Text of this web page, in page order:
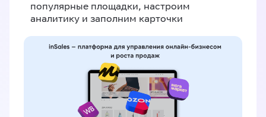
популярные площадки, настроим
аналитику и заполним карточки